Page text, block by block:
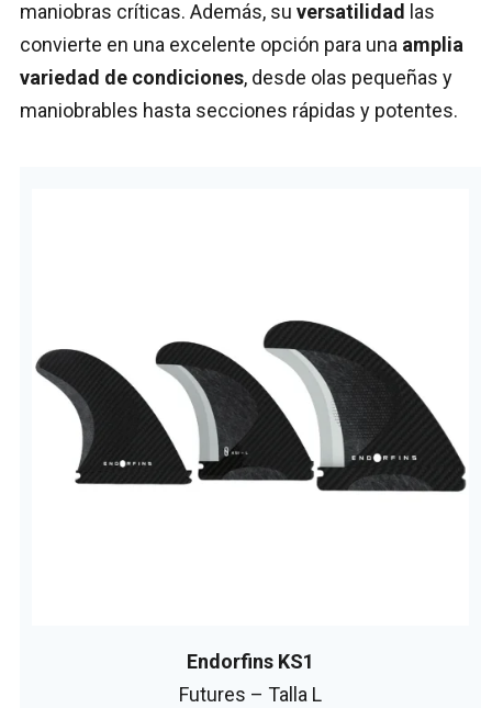
maniobras críticas. Además, su versatilidad
las
convierte en una excelente opción para una amplia
variedad de condiciones, desde olas pequeñas y
maniobrables hasta secciones rápidas y potentes.
Endorfins KS1
Futures – Talla L